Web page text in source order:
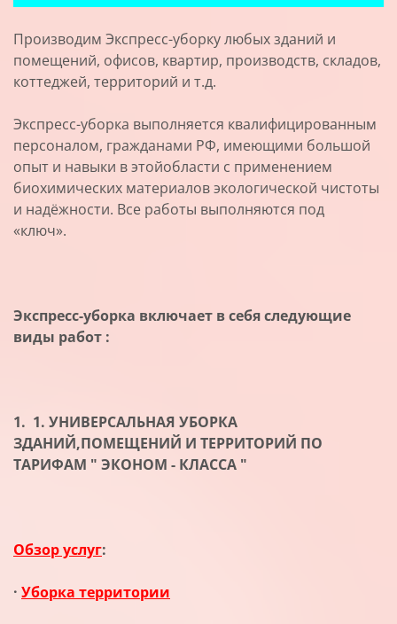
Производим Экспресс-уборку любых зданий и
помещений, офисов, квартир, производств, складов,
коттеджей, территорий и т.д.
Экспресс-уборка выполняется квалифицированным
персоналом, гражданами РФ, имеющими большой
опыт и навыки в этойобласти с применением
биохимических материалов экологической чистоты
и надёжности. Все работы выполняются под
«ключ».
Экспресс-уборка включает в себя следующие
виды работ :
1. 1. УНИВЕРСАЛЬНАЯ УБОРКА
ЗДАНИЙ,ПОМЕЩЕНИЙ И ТЕРРИТОРИЙ ПО
ТАРИФАМ " ЭКОНОМ - КЛАССА "
Обзор услуг:
· Уборка территории